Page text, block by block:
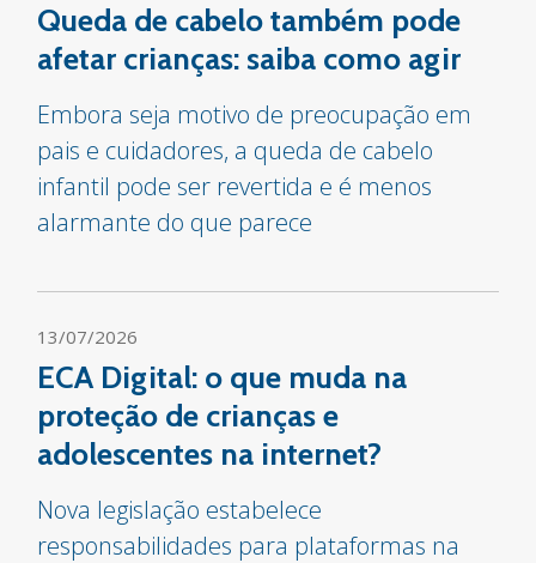
Queda de cabelo também pode
afetar crianças: saiba como agir
Embora seja motivo de preocupação em
pais e cuidadores, a queda de cabelo
infantil pode ser revertida e é menos
alarmante do que parece
13/07/2026
ECA Digital: o que muda na
proteção de crianças e
adolescentes na internet?
Nova legislação estabelece
responsabilidades para plataformas na